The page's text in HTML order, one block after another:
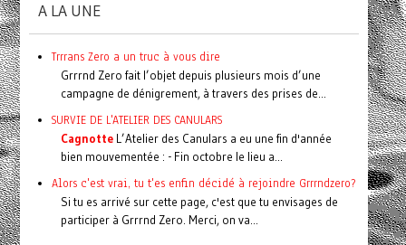
A LA UNE
Trrrans Zero a un truc à vous dire
Grrrnd Zero fait l’objet depuis plusieurs mois d’une
campagne de dénigrement, à travers des prises de...
SURVIE DE L'ATELIER DES CANULARS
CagnotteL’Atelier des Canulars a eu une fin d'année
bien mouvementée : - Fin octobre le lieu a...
Alors c'est vrai, tu t'es enfin décidé à rejoindre Grrrndzero?
Si tu es arrivé sur cette page, c'est que tu envisages de
participer à Grrrnd Zero. Merci, on va...